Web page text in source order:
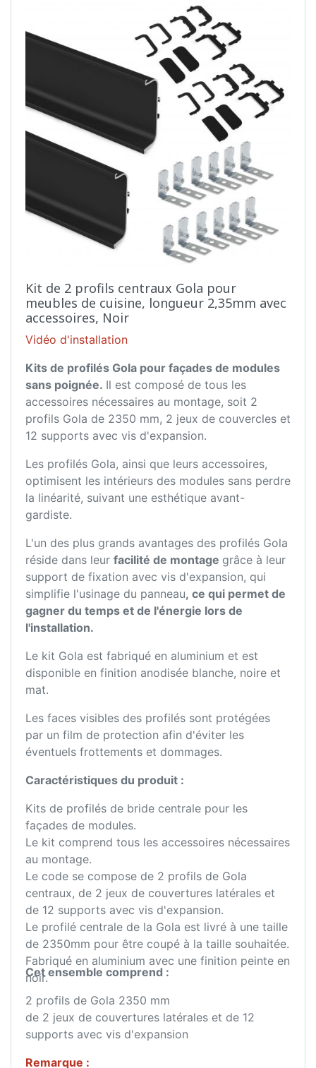
Kit de 2 profils centraux Gola pour
meubles de cuisine, longueur 2,35mm avec
accessoires, Noir
Vidéo d'installation
Kits de profilés Gola pour façades de modules
sans poignée. Il est composé de tous les
accessoires nécessaires au montage, soit 2
profils Gola de 2350 mm, 2 jeux de couvercles et
12 supports avec vis d'expansion.
Les profilés Gola, ainsi que leurs accessoires,
optimisent les intérieurs des modules sans perdre
la linéarité, suivant une esthétique avant-
gardiste.
L'un des plus grands avantages des profilés Gola
réside dans leur facilité de montage grâce à leur
support de fixation avec vis d'expansion, qui
simplifie l'usinage du panneau, ce qui permet de
gagner du temps et de l'énergie lors de
l'installation.
Le kit Gola est fabriqué en aluminium et est
disponible en finition anodisée blanche, noire et
mat.
Les faces visibles des profilés sont protégées
par un film de protection afin d'éviter les
éventuels frottements et dommages.
Caractéristiques du produit :
Kits de profilés de bride centrale pour les
façades de modules.
Le kit comprend tous les accessoires nécessaires
au montage.
Le code se compose de 2 profils de Gola
centraux, de 2 jeux de couvertures latérales et
de 12 supports avec vis d'expansion.
Le profilé centrale de la Gola est livré à une taille
de 2350mm pour être coupé à la taille souhaitée.
Fabriqué en aluminium avec une finition peinte en
noir.
Cet ensemble comprend :
2 profils de Gola 2350 mm
de 2 jeux de couvertures latérales et de 12
supports avec vis d'expansion
Remarque :